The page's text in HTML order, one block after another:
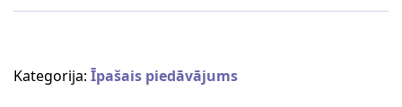
Kategorija: Īpašais piedāvājums